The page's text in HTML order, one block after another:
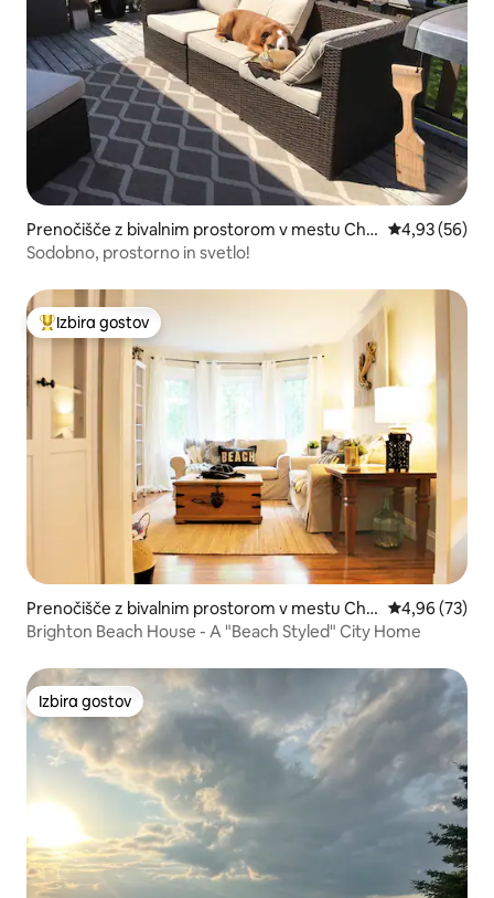
Prenočišče z bivalnim prostorom v mestu Cha
rlottetown
Povprečna
4,93 (56)
Sodobno, prostorno in svetlo!
Najbolj priljubljena prenočišča z značko »Izbira gostov«
Izbira gostov
Prenočišče z bivalnim prostorom v mestu Cha
rlottetown
Povprečna
4,96 (73)
Brighton Beach House - A "Beach Styled" City Home
Izbira gostov
Izbira gostov